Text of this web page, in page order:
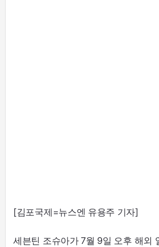
[김포국제=뉴스엔 유용주 기자]
세븐틴 조슈아가 7월 9일 오후 해외